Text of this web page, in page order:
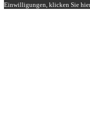
Einwilligungen, klicken Sie